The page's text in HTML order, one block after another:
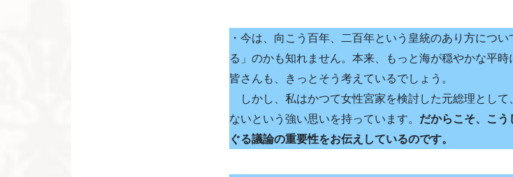
・今は、向こう百年、二百年という皇統のあり方につ
る」のかも知れません。本来、もっと海が穏やかな平
皆さんも、きっとそう考えているでしょう。
しかし、私はかつて女性宮家を検討した元総理として
ないという強い思いを持っています。 だからこそ、こ
ぐる議論の重要性をお伝えしているのです。